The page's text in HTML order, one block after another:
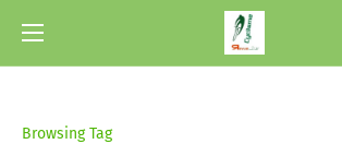
Browsing Tag